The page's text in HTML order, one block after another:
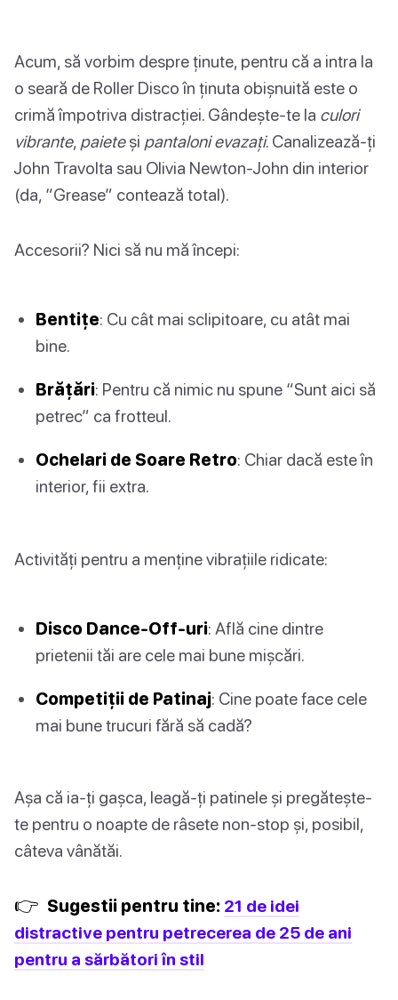
Acum, să vorbim despre ținute, pentru că a intra la
o seară de Roller Disco în ținuta obișnuită este o
crimă împotriva distracției. Gândește-te la culori
vibrante, paieteși pantaloni evazați. Canalizează-ți
John Travolta sau Olivia Newton-John din interior
(da, “Grease” contează total).
Accesorii? Nici să nu mă începi:
Bentițe: Cu cât mai sclipitoare, cu atât mai
bine.
Brățări: Pentru că nimic nu spune “Sunt aici să
petrec” ca frotteul.
Ochelari de Soare Retro: Chiar dacă este în
interior, fii extra.
Activități pentru a menține vibrațiile ridicate:
Disco Dance-Off-uri: Află cine dintre
prietenii tăi are cele mai bune mișcări.
Competiții de Patinaj: Cine poate face cele
mai bune trucuri fără să cadă?
Așa că ia-ți gașca, leagă-ți patinele și pregătește-
te pentru o noapte de râsete non-stop și, posibil,
câteva vânătăi.
👉 Sugestii pentru tine: 21 de idei
distractive pentru petrecerea de 25 de ani
pentru a sărbători în stil